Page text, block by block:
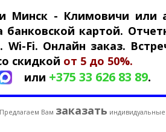
Минск - Климовичи или
картой.
Fi. Онлайн заказ.
скидкой от 5 до 50%.
или +375 33 626 83 89.
Вам заказать индивидуальные